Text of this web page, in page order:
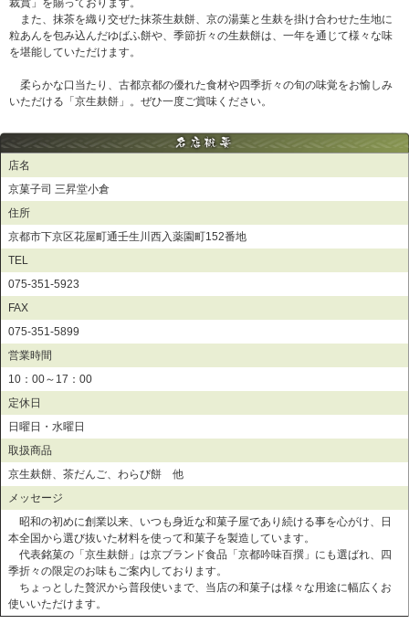
裁賞」を賜っております。
また、抹茶を織り交ぜた抹茶生麸餅、京の湯葉と生麸を掛け合わせた生地に
粒あんを包み込んだゆばふ餅や、季節折々の生麸餅は、一年を通じて様々な味
を堪能していただけます。
柔らかな口当たり、古都京都の優れた食材や四季折々の旬の味覚をお愉しみ
いただける「京生麸餅」。ぜひ一度ご賞味ください。
店名
京菓子司 三昇堂小倉
住所
京都市下京区花屋町通壬生川西入薬園町152番地
TEL
075-351-5923
FAX
075-351-5899
営業時間
10：00～17：00
定休日
日曜日・水曜日
取扱商品
京生麸餅、茶だんご、わらび餅 他
メッセージ
昭和の初めに創業以来、いつも身近な和菓子屋であり続ける事を心がけ、日
本全国から選び抜いた材料を使って和菓子を製造しています。
代表銘菓の「京生麸餅」は京ブランド食品「京都吟味百撰」にも選ばれ、四
季折々の限定のお味もご案内しております。
ちょっとした贅沢から普段使いまで、当店の和菓子は様々な用途に幅広くお
使いいただけます。